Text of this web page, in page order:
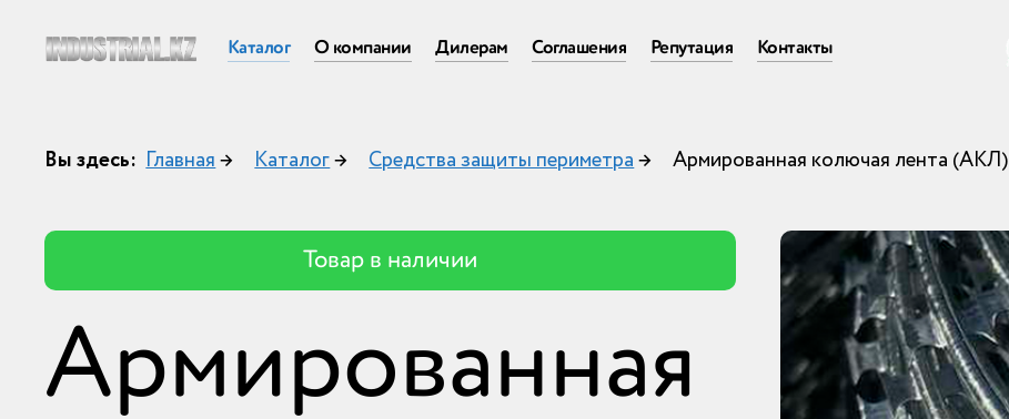
Каталог О компании Дилерам Соглашения Репутация Контакты
Вы здесь:Главная→ Каталог→ Средства защиты периметра→ Армированная колючая лента (АКЛ)
Товар в наличии
Армированная